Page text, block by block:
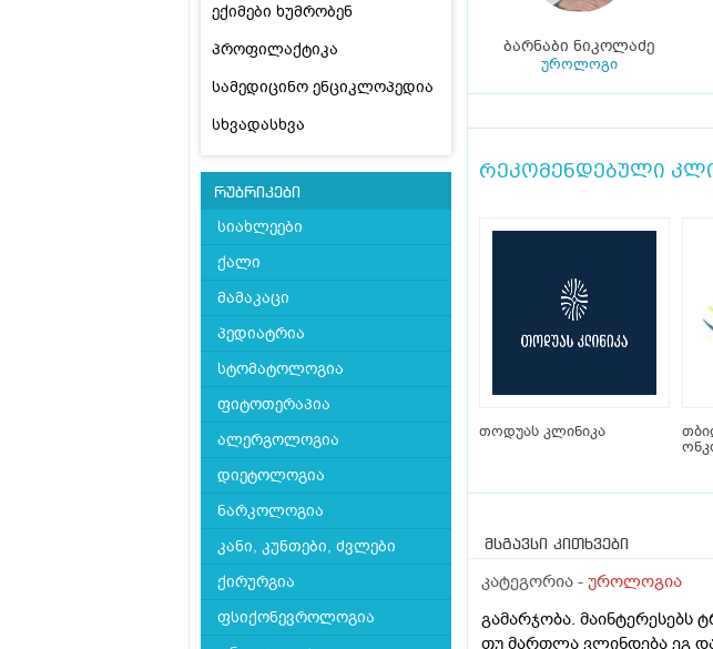
ექიმები ხუმრობენ
პროფილაქტიკა
სამედიცინო ენციკლოპედია
სხვადასხვა
რუბრიკები
სიახლეები
ქალი
მამაკაცი
პედიატრია
სტომატოლოგია
ფიტოთერაპია
ალერგოლოგია
დიეტოლოგია
ნარკოლოგია
კანი, კუნთები, ძვლები
ქირურგია
ფსიქონევროლოგია
ბარნაბი ნიკოლაძე
უროლოგი
რეკომენდებული
თოდუას კლინიკა
მსგავსი კითხვები
კატეგორია - უროლოგია
გამარჯობა. მაინტერესებს
თუ მართლა ვლინდება ეგ